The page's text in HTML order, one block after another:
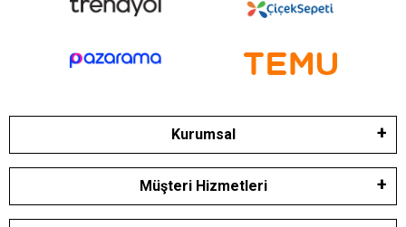
Kurumsal
Müşteri Hizmetleri